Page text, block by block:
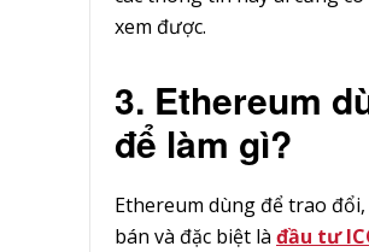
xem được.
3. Ethereum
để làm gì?
Ethereum dùng để trao đổi,
bán và đặc biệt là đầu tư